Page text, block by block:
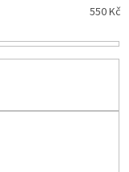
550Kč